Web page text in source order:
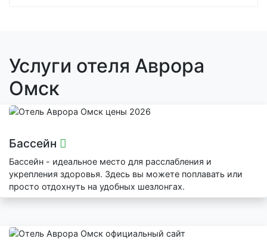
Услуги отеля Аврора
Омск
Бассейн
Бассейн - идеальное место для расслабления и
укрепления здоровья. Здесь вы можете поплавать или
просто отдохнуть на удобных шезлонгах.